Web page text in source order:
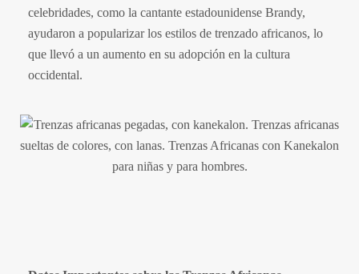
celebridades, como la cantante estadounidense Brandy,
ayudaron a popularizar los estilos de trenzado africanos, lo
que llevó a un aumento en su adopción en la cultura
occidental.